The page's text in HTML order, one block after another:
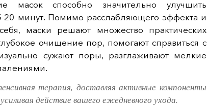
масок способно значительно улучшить
20 минут. Помимо расслабляющего эффекта и
маски решают множество практических
очищение пор, помогают справиться с
сужают поры, разглаживают мелкие
терапия, доставляя активные компоненты
действие вашего ежедневного ухода.